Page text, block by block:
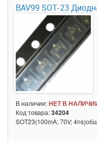
BAV99 SOT-23
В наличии:НЕТ В
Код товара:34204
SOT23(100mA; 70V;